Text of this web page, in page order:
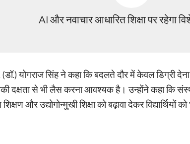
AI और नवाचार आधारित शिक्षा पर रहेगा
योगराज सिंह ने कहा कि बदलते दौर में केवल डिग्री देना
दक्षता से भी लैस करना आवश्यक है। उन्होंने कहा कि
और उद्योगोन्मुखी शिक्षा को बढ़ावा देकर विद्यार्थियों